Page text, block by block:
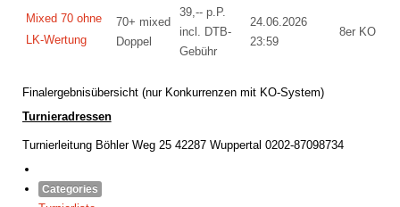
Mixed 70 ohne
LK-Wertung
70+ mixed
Doppel
39,-- p.P.
incl. DTB-
Gebühr
24.06.2026
23:59
8er KO
Finalergebnisübersicht (nur Konkurrenzen mit KO-System)
Turnieradressen
Turnierleitung Böhler Weg 25 42287 Wuppertal 0202-87098734
Categories